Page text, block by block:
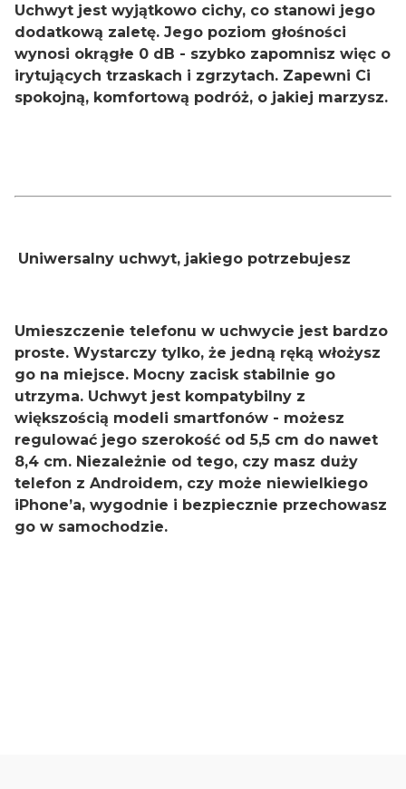
Uchwyt jest wyjątkowo cichy, co stanowi jego
dodatkową zaletę. Jego poziom głośności
wynosi okrągłe 0 dB - szybko zapomnisz więc o
irytujących trzaskach i zgrzytach. Zapewni Ci
spokojną, komfortową podróż, o jakiej marzysz.
Uniwersalny uchwyt, jakiego potrzebujesz
Umieszczenie telefonu w uchwycie jest bardzo
proste. Wystarczy tylko, że jedną ręką włożysz
go na miejsce. Mocny zacisk stabilnie go
utrzyma. Uchwyt jest kompatybilny z
większością modeli smartfonów - możesz
regulować jego szerokość od 5,5 cm do nawet
8,4 cm. Niezależnie od tego, czy masz duży
telefon z Androidem, czy może niewielkiego
iPhone’a, wygodnie i bezpiecznie przechowasz
go w samochodzie.